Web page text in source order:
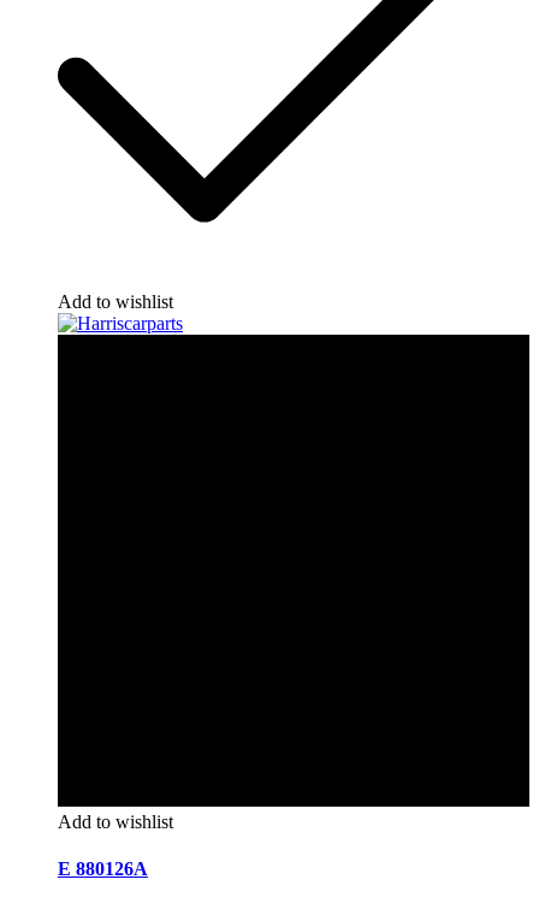
Add to wishlist
Add to wishlist
E 880126A